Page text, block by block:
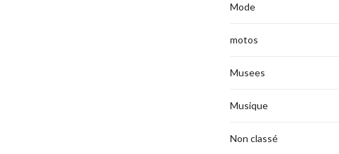
Mode
motos
Musees
Musique
Non classé